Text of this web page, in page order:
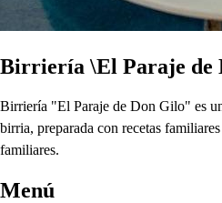
Birriería \El Paraje de
Birriería "El Paraje de Don Gilo" es
birria, preparada con recetas
familiares.
Menú